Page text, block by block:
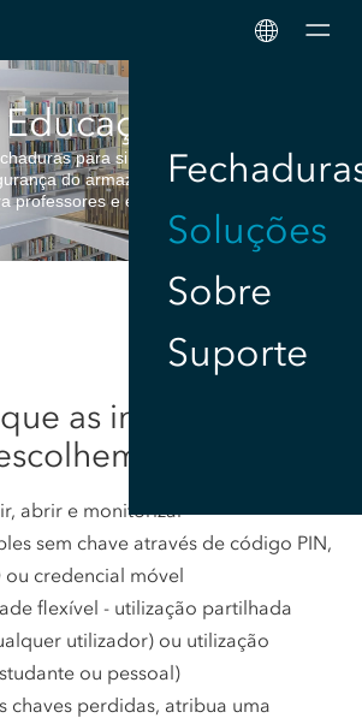
Soluções
Sobre
Suporte
Educação
para simplificar a
do armazenamento
professores e estudantes
as instituições de
a Digilock
abrir e monitorizar
sem chave através de código PIN,
ou credencial móvel
flexível - utilização partilhada
utilizador) ou utilização
ou pessoal)
chaves perdidas, atribua uma